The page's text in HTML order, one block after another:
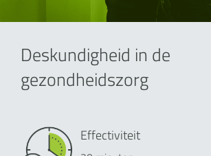
Deskundigheid in de
gezondheidszorg
Effectiviteit